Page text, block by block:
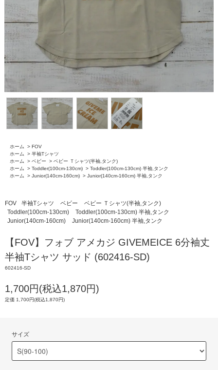
ホーム > FOV
ホーム
> 半袖Tシャツ
ホーム
> ベビー > ベビー Ｔシャツ(半袖,タンク)
ホーム
> Toddler(100cm-130cm) > Toddler(100cm-130cm) 半袖,タンク
ホーム
> Junior(140cm-160cm) > Junior(140cm-160cm) 半袖,タンク
FOV 半袖Tシャツ ベビー
ベビー Ｔシャツ(半袖,タンク)
Toddler(100cm-130cm)
Toddler(100cm-130cm) 半袖,タンク
Junior(140cm-160cm)
Junior(140cm-160cm) 半袖,タンク
【FOV】フォブ アメカジ GIVEMEICE 6分袖丈
半袖Tシャツ サッド (602416-SD)
602416-SD
1,700円(税込1,870円)
定価 1,700円(税込1,870円)
サイズ